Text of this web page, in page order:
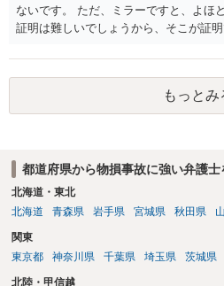
ないです。 ただ、ミラーですと、よほ
証明は難しいでしょうから、そこが証
もっとみ
都道府県から物損事故に強い弁護士
北海道・東北
北海道
青森県 岩手県 宮城県 秋田県
関東
東京都
神奈川県 千葉県 埼玉県 茨城県
北陸・甲信越